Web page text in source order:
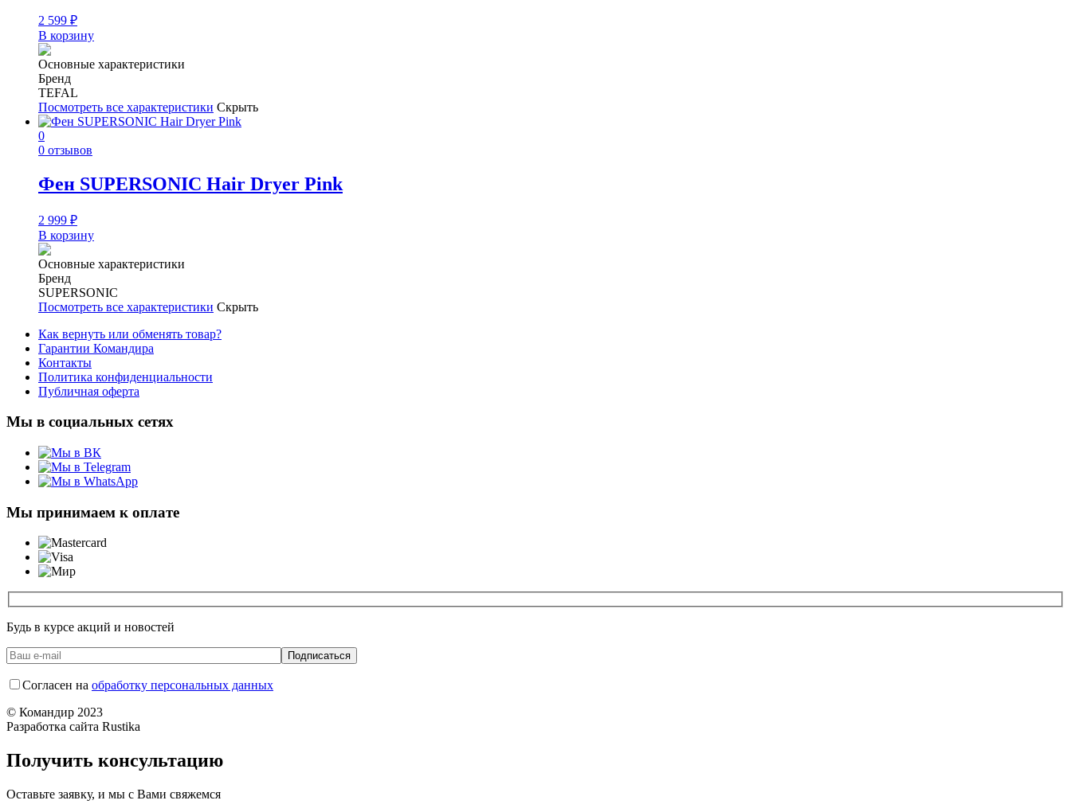
2 599 ₽
В корзину
Основные характеристики
Бренд
TEFAL
Посмотреть все характеристики Скрыть
0
0 отзывов
Фен SUPERSONIC Hair Dryer Pink
2 999 ₽
В корзину
Основные характеристики
Бренд
SUPERSONIC
Посмотреть все характеристики Скрыть
Как вернуть или обменять товар?
Гарантии Командира
Контакты
Политика конфиденциальности
Публичная оферта
Мы в социальных сетях
Мы принимаем к оплате
Будь в курсе акций и новостей
Согласен на обработку персональных данных
© Командир 2023
Разработка сайта Rustika
Получить консультацию
Оставьте заявку, и мы с Вами свяжемся